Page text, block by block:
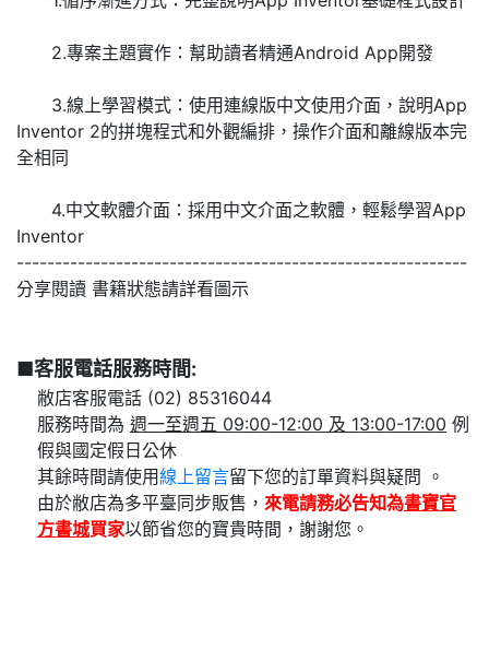
2.專案主題實作：幫助讀者精通Android App開發
3.線上學習模式：使用連線版中文使用介面，說明App
Inventor 2的拼塊程式和外觀編排，操作介面和離線版本完
全相同
4.中文軟體介面：採用中文介面之軟體，輕鬆學習App
Inventor
-----------------------------------------------------------
分享閱讀 書籍狀態請詳看圖示
■客服電話服務時間:
敝店客服電話 (02) 85316044
服務時間為 週一至週五 09:00-12:00 及 13:00-17:00 例
假與國定假日公休
其餘時間請使用線上留言
留下您的訂單資料與疑問 。
由於敝店為多平臺同步販售， 來電請務必告知為書寶官
方書城買家以節省您的寶貴時間，謝謝您。